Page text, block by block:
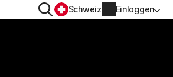
SuchenSchweiz Einloggen